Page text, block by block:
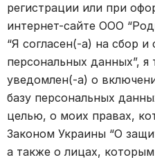
регистрации или при
интернет-сайте ООО
“Я согласен(-а) на сбор и
персональных данных”,
уведомлен(-а) о
базу персональных
целью, о моих правах,
Законом Украины “О
а также о лицах,